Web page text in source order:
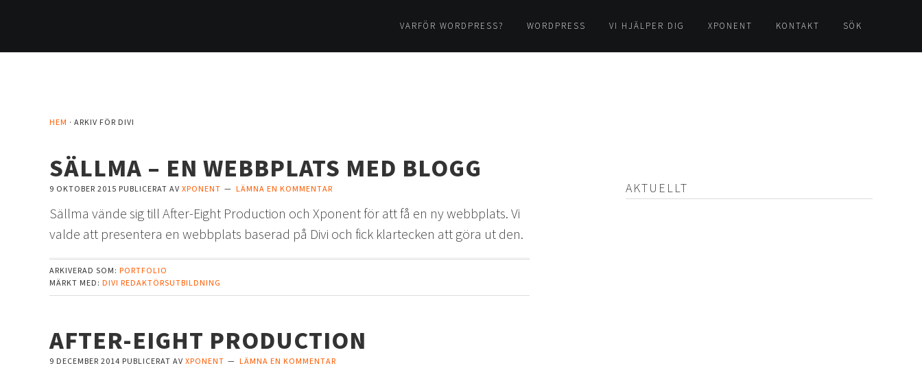
huvudnavigering
huvudinnehåll
det
sidfot
VARFÖR WORDPRESS? WORDPRESS VI HJÄLPER DIG XPONENT KONTAKT SÖK
HEM · ARKIV FÖR DIVI
SÄLLMA – EN WEBBPLATS MED BLOGG
9 OKTOBER 2015 PUBLICERAT AV XPONENT LÄMNA EN KOMMENTAR
Sällma vände sig till After-Eight Production och Xponent för att få en ny webbplats. Vi
valde att presentera en webbplats baserad på Divi och fick klartecken att göra ut den.
ARKIVERAD SOM: PORTFOLIO
MÄRKT MED: DIVI REDAKTÖRSUTBILDNING
AFTER-EIGHT PRODUCTION
9 DECEMBER 2014 PUBLICERAT AV XPONENT LÄMNA EN KOMMENTAR
AKTUELLT